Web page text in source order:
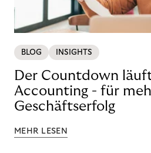
BLOG INSIGHTS
Der Countdown
Accounting - für
Geschäftserfolg
MEHR LESEN